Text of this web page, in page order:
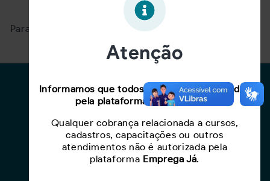
Para ver mais, acesse a páginaBuscar Oportunidades.
Para Candidatos
Cadastro de Currículo
Capacite-se
Atenção
Informamos que todos os serviços oferecidos
pela plataforma são gratuitos.
Qualquer cobrança relacionada a cursos,
cadastros, capacitações ou outros
atendimentos não é autorizada pela
plataforma Emprega Já.